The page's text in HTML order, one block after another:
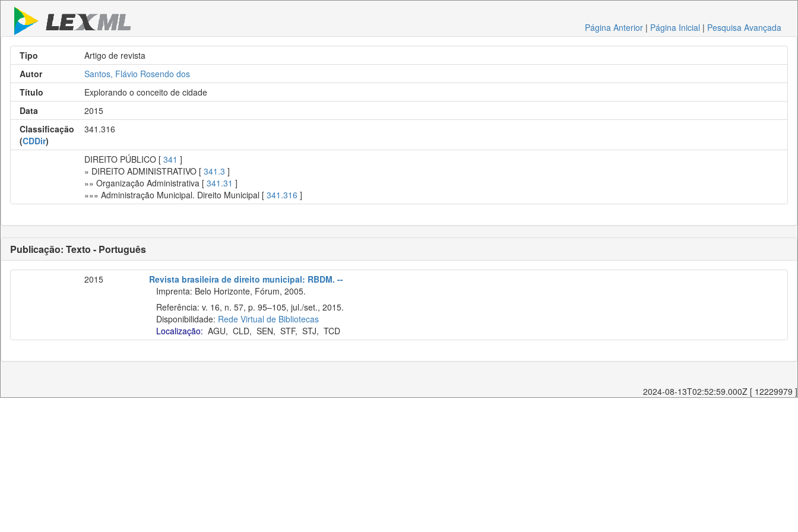
Página Anterior | Página Inicial | Pesquisa Avançada
Tipo
Artigo de revista
Autor
Santos, Flávio Rosendo dos
Título
Explorando o conceito de cidade
Data
2015
Classificação
(CDDir)
341.316
DIREITO PÚBLICO [ 341 ]
» DIREITO ADMINISTRATIVO [ 341.3 ]
»» Organização Administrativa [ 341.31 ]
»»» Administração Municipal. Direito Municipal [ 341.316 ]
Publicação: Texto - Português
2015
Revista brasileira de direito municipal: RBDM. --
Imprenta: Belo Horizonte, Fórum, 2005.
Referência: v. 16, n. 57, p. 95–105, jul./set., 2015.
Disponibilidade: Rede Virtual de Bibliotecas
Localização: AGU, CLD, SEN, STF, STJ, TCD
2024-08-13T02:52:59.000Z [ 12229979 ]